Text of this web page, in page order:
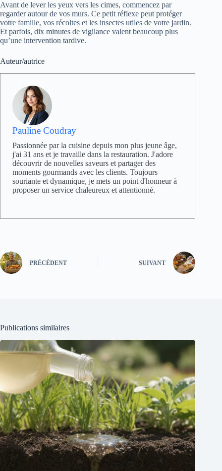
Avant de lever les yeux vers les cimes, commencez par
regarder autour de vos murs. Ce petit réflexe peut protéger
votre famille, vos récoltes et les insectes utiles de votre jardin.
Et parfois, dix minutes de vigilance valent beaucoup plus
qu’une intervention tardive.
Auteur/autrice
Pauline Coudray
Passionnée par la cuisine depuis mon plus jeune âge,
j'ai 31 ans et je travaille dans la restauration. J'adore
découvrir de nouvelles saveurs et partager des
moments gourmands avec les clients. Toujours
souriante et dynamique, je mets un point d'honneur à
proposer un service chaleureux et attentionné.
PRÉCÉDENT SUIVANT
Publications similaires